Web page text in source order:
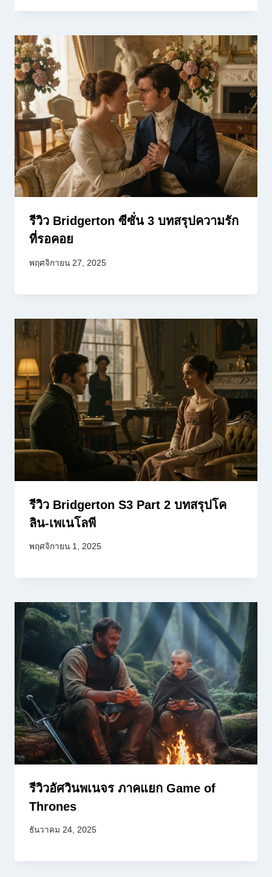
รีวิว Bridgerton ซีซั่น 3 บทสรุปความรัก
ที่รอคอย
พฤศจิกายน 27, 2025
รีวิว Bridgerton S3 Part 2 บทสรุปโค
ลิน-เพเนโลพี
พฤศจิกายน 1, 2025
รีวิวอัศวินพเนจร ภาคแยก Game of
Thrones
ธันวาคม 24, 2025